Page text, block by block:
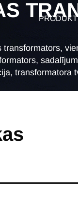
transformators,
transformatora